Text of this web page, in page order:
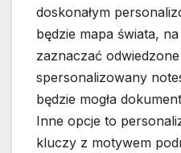
doskonałym
będzie mapa świata,
zaznaczać
spersonalizowany
będzie mogła
Inne opcje to
kluczy z motywem